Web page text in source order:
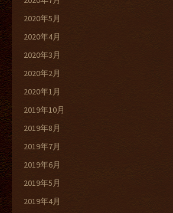
2020年5月
2020年4月
2020年3月
2020年2月
2020年1月
2019年10月
2019年8月
2019年7月
2019年6月
2019年5月
2019年4月